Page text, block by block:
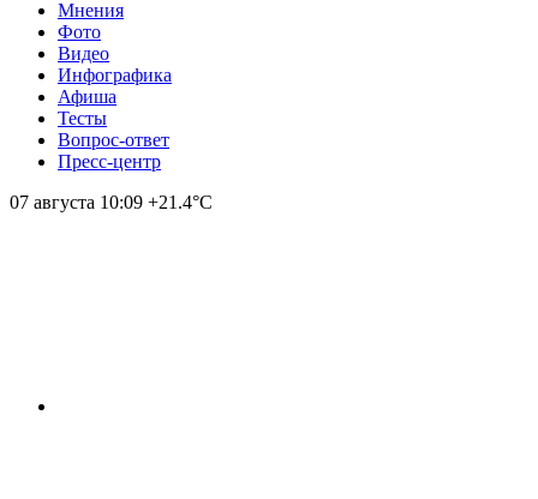
Мнения
Фото
Видео
Инфографика
Афиша
Тесты
Вопрос-ответ
Пресс-центр
07 августа 10:09 +21.4°С